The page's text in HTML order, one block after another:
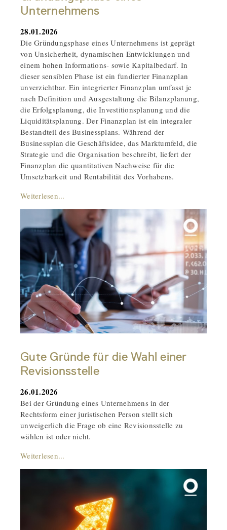
Unternehmens
28.01.2026
Die Gründungsphase eines Unternehmens ist geprägt
von Unsicherheit, dynamischen Entwicklungen und
einem hohen Informations- sowie Kapitalbedarf. In
dieser sensiblen Phase ist ein fundierter Finanzplan
unverzichtbar. Ein integrierter Finanzplan umfasst je
nach Definition und Ausgestaltung die Bilanzplanung,
die Erfolgsplanung, die Investitionsplanung und die
Liquiditätsplanung. Der Finanzplan ist ein integraler
Bestandteil des Businessplans. Während der
Businessplan die Geschäftsidee, das Marktumfeld, die
Strategie und die Organisation beschreibt, liefert der
Finanzplan die quantitativen Nachweise für die
Umsetzbarkeit und Rentabilität des Vorhabens.
Weiterlesen...
Gute Gründe für die Wahl einer
Revisionsstelle
26.01.2026
Bei der Gründung eines Unternehmens in der
Rechtsform einer juristischen Person stellt sich
unweigerlich die Frage ob eine Revisionsstelle zu
wählen ist oder nicht.
Weiterlesen...